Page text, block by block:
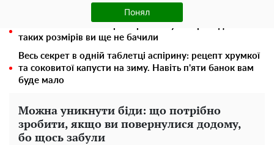
Понял
"Антитіла" Тарас Тополя став наступним
таких розмірів ви ще не бачили
Весь секрет в одній таблетці аспірину: рецепт хрумкої
та соковитої капусти на зиму. Навіть п'яти банок вам
буде мало
Можна уникнути біди: що потрібно
зробити, якщо ви повернулися додому,
бо щось забули